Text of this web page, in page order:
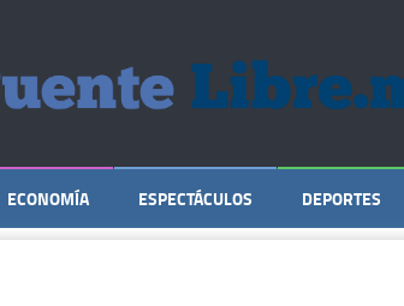
ECONOMÍA ESPECTÁCULOS DEPORTES